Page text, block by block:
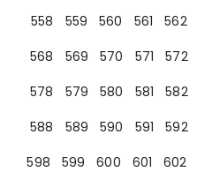
558
559 560 561 562
568
569 570 571 572
578
579 580 581 582
588
589 590 591 592
598
599 600 601 602